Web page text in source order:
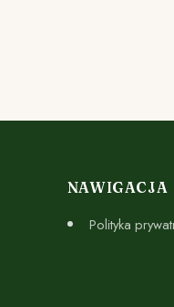
NAWIGACJA
Polityka